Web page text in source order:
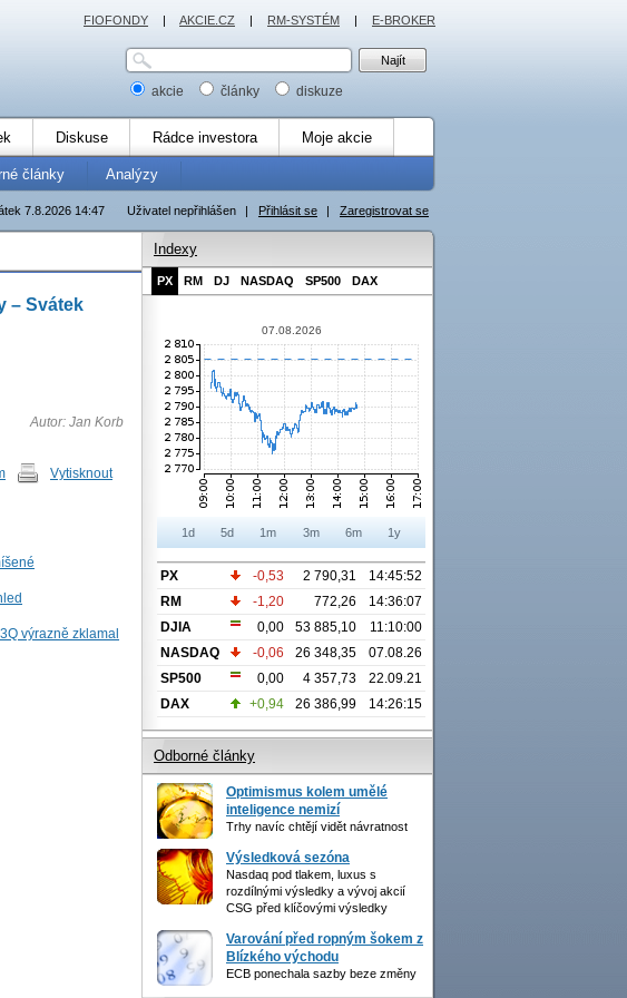
akcie články diskuze
Diskuse Rádce investora Moje akcie
články Analýzy
Uživatel nepřihlášen | Přihlásit se | Zaregistrovat se
7.8.2026 14:47
– Svátek
Autor: Jan Korb
Vytisknout
výrazně zklamal
Indexy
PX RM DJ NASDAQ SP500 DAX
07.08.2026
1d 5d 1m 3m 6m 1y
PX -0,53 2 790,31
14:45:52
RM
-1,20 772,26
14:36:07
DJIA
0,00 53 885,10
11:10:00
NASDAQ
-0,06 26 348,35
07.08.26
SP500
0,00 4 357,73
22.09.21
DAX
+0,94 26 386,99 14:26:15
Odborné články
Optimismus kolem umělé
inteligence nemizí
Trhy navíc chtějí vidět návratnost
Výsledková sezóna
Nasdaq pod tlakem, luxus s
rozdílnými výsledky a vývoj akcií
CSG před klíčovými výsledky
Varování před ropným šokem z
Blízkého východu
ECB ponechala sazby beze změny
FIOFONDY | AKCIE.CZ | RM-SYSTÉM | E-BROKER